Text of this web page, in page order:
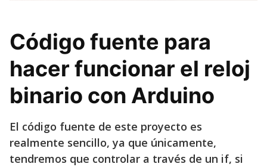
Código fuente para
hacer funcionar el reloj
binario con Arduino
El código fuente de este proyecto es
realmente sencillo, ya que únicamente,
tendremos que controlar a través de un if, si